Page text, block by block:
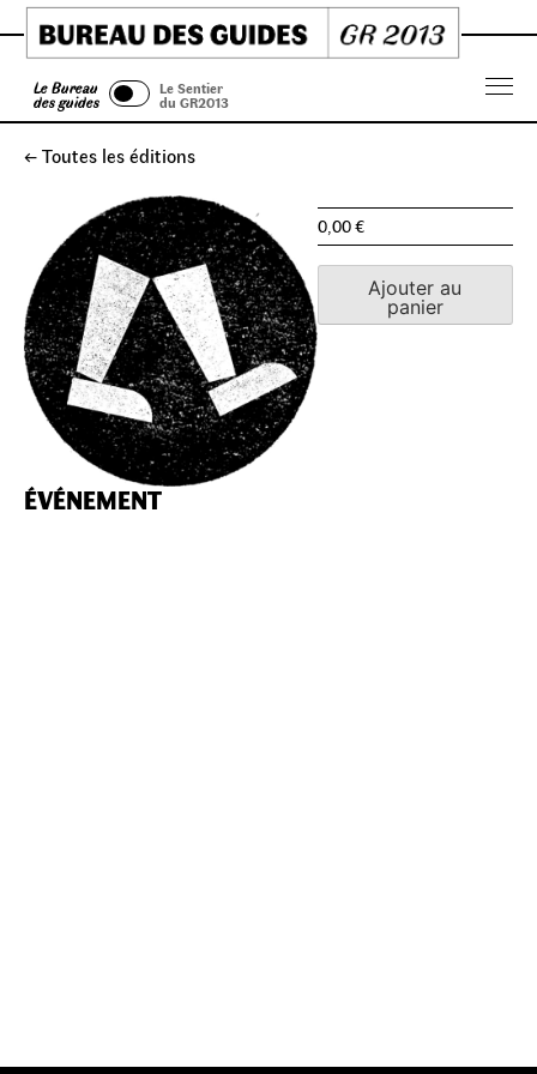
Skip
to
content
Le Bureau
des guides
Le Sentier
du GR2013
← Toutes les éditions
0,00€
Ajouter au
panier
ÉVÉNEMENT